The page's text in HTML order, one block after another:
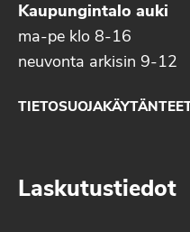
Kaupungintalo auki
ma-pe klo 8-16
neuvonta arkisin 9-12
TIETOSUOJAKÄYTÄNTEET
Laskutustiedot